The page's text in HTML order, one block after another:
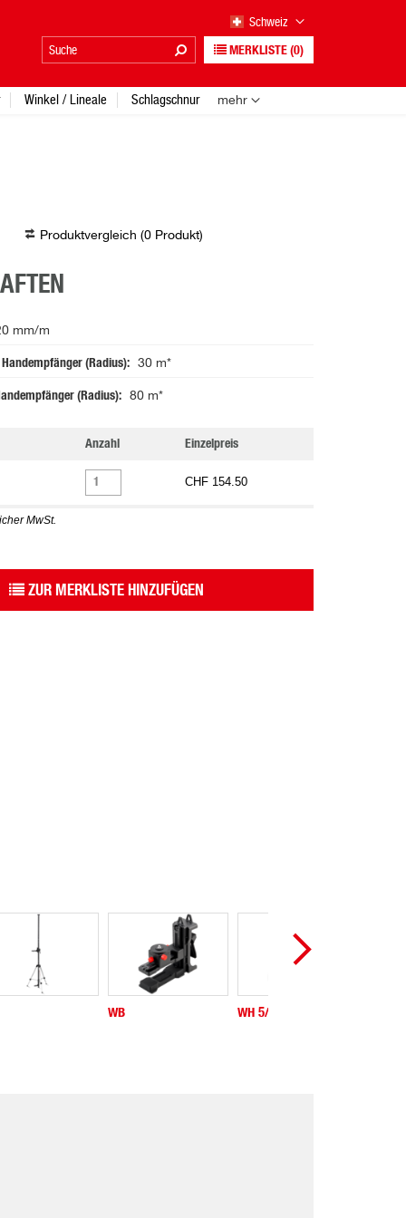
Produktvergleich (0 Produkt)
mm/m
(Radius) 30 m*
(Radius) 80 m*
Anzahl Einzelpreis
CHF 154.50
MwSt.
ZUR MERKLISTE HINZUFÜGEN
WB WH 5/8"
Schweiz
MERKLISTE (0)
Winkel / Lineale Schlagschnur mehr